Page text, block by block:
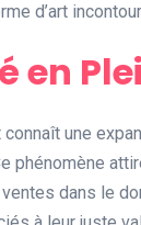
d’art
en
connaît une
phénomène
dans le